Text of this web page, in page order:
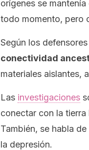
orígenes se
todo momento, pero
Según los
conectividad
materiales aislantes,
Las investigaciones
conectar con la
También, se habla
la depresión.